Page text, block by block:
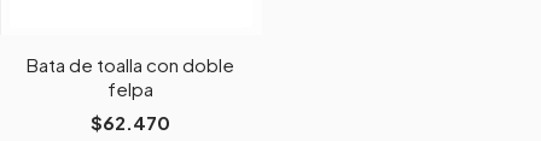
Bata de toalla con doble
felpa
$62.470